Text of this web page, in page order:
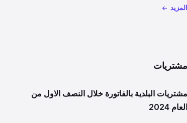
المزيد
مشتريات
مشتريات البلدية بالفاتورة خلال النصف الاول من
العام 2024